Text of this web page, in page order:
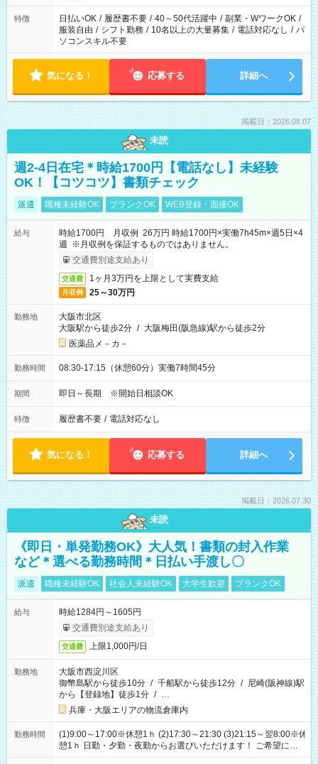
特徴 日払いOK / 履歴書不要 / 40～50代活躍中 / 副業・WワークOK /
服装自由 / シフト勤務 / 10名以上の大量募集 / 電話対応なし / パ
ソコンスキル不要
気になる！ 応募する 詳細へ
掲載日：2026.08.07
未読
週2-4日在宅＊時給1700円【電話なし】未経験
OK！【コツコツ】書類チェック
派遣 職種未経験OK ブランクOK WEB登録・面接OK
給与
時給1700円 月収例 26万円 時給1700円×実働7h45m×週5日×4
週 ※月収例を保証するものではありません。
交通費別途支給あり
交通費 1ヶ月3万円を上限として実費支給
月収例 25～30万円
勤務地
大阪市北区
大阪駅から徒歩2分 / 大阪梅田(阪急線)駅から徒歩2分
医薬品メ－カ－
勤務時間 08:30-17:15（休憩60分）実働7時間45分
期間 即日～長期 ※開始日相談OK
特徴 履歴書不要 / 電話対応なし
気になる！ 応募する 詳細へ
掲載日：2026.07.30
未読
《即日・単発勤務OK》大人気！書類の封入作業
など＊選べる勤務時間＊日払い手渡し〇
派遣 職種未経験OK 社会人未経験OK 大学生歓迎 ブランクOK
給与
時給1284円～1605円
交通費別途支給あり
交通費 上限1,000円/日
勤務地
大阪市西淀川区
御幣島駅から徒歩10分 / 千船駅から徒歩12分 / 尼崎(阪神線)駅
から【登録地】徒歩1分 / …
兵庫・大阪エリアの物流倉庫内
勤務時間
(1)9:00～17:00※休憩1ｈ (2)17:30～21:30 (3)21:15～翌8:00※休
憩1ｈ 日勤・夕勤・夜勤からお選びいただけます！ ご希望に合
わせて働けるお仕事です(*^^*) 【その他選べる勤務時間】 8-17